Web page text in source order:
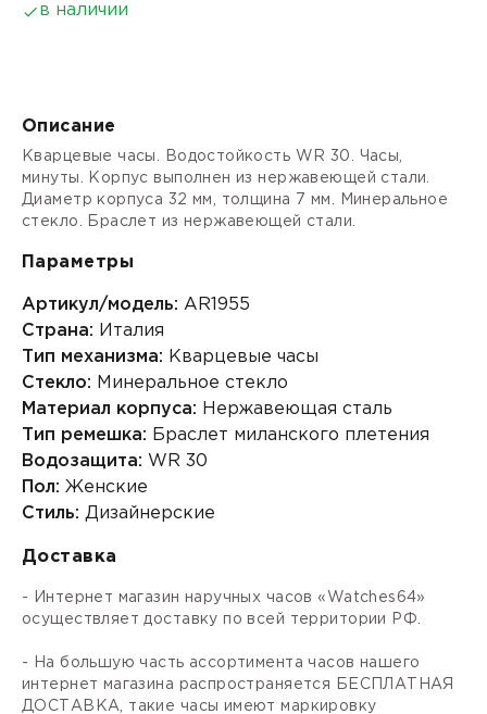
в наличии
Описание
Кварцевые часы. Водостойкость WR 30. Часы,
минуты. Корпус выполнен из нержавеющей стали.
Диаметр корпуса 32 мм, толщина 7 мм. Минеральное
стекло. Браслет из нержавеющей стали.
Параметры
Артикул/модель: AR1955
Страна: Италия
Тип механизма: Кварцевые часы
Стекло: Минеральное стекло
Материал корпуса: Нержавеющая сталь
Тип ремешка: Браслет миланского плетения
Водозащита: WR 30
Пол: Женские
Стиль: Дизайнерские
Доставка
- Интернет магазин наручных часов «Watches64»
осуществляет доставку по всей территории РФ.
- На большую часть ассортимента часов нашего
интернет магазина распространяется БЕСПЛАТНАЯ
ДОСТАВКА, такие часы имеют маркировку